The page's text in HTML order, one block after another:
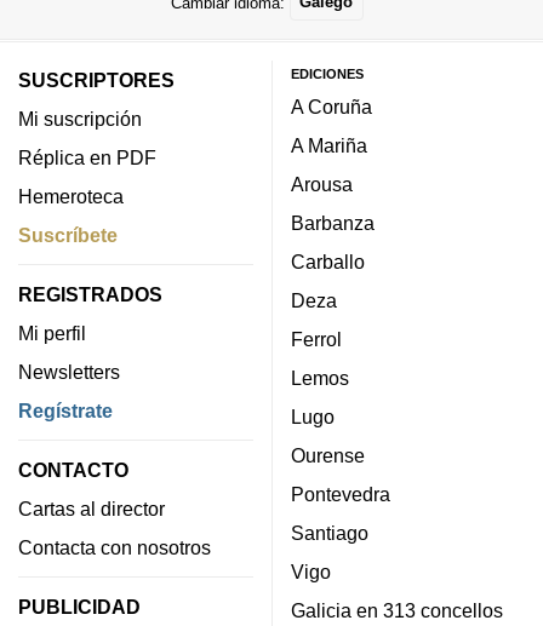
SUSCRIPTORES
Mi suscripción
Réplica en PDF
Hemeroteca
Suscríbete
REGISTRADOS
Mi perfil
Newsletters
Regístrate
CONTACTO
Cartas al director
Contacta con nosotros
PUBLICIDAD
EDICIONES
A Coruña
A Mariña
Arousa
Barbanza
Carballo
Deza
Ferrol
Lemos
Lugo
Ourense
Pontevedra
Santiago
Vigo
Galicia en 313 concellos